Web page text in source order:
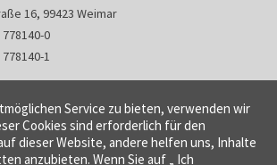
16, 99423 Weimar
0
1
Service zu bieten, verwenden wir
Cookies sind erforderlich für den
dieser Website, andere helfen uns, Inhalte
anzubieten. Wenn Sie auf „ Ich